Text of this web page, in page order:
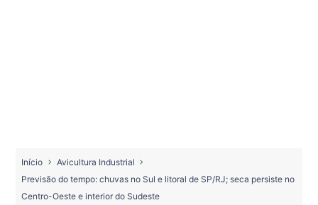
Início
Avicultura Industrial
Previsão do tempo: chuvas no Sul e litoral de SP/RJ; seca persiste no
Centro-Oeste e interior do Sudeste